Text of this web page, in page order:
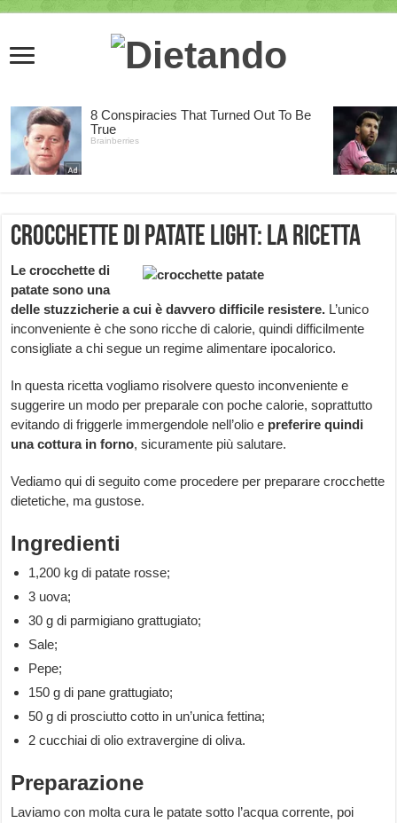
Crocchette di patate light: la ricetta
Le crocchette di
patate sono una
delle stuzzicherie a cui è davvero difficile resistere. L’unico
inconveniente è che sono ricche di calorie, quindi difficilmente
consigliate a chi segue un regime alimentare ipocalorico.
In questa ricetta vogliamo risolvere questo inconveniente e
suggerire un modo per preparale con poche calorie, soprattutto
evitando di friggerle immergendole nell’olio e preferire quindi
una cottura in forno, sicuramente più salutare.
Vediamo qui di seguito come procedere per preparare crocchette
dietetiche, ma gustose.
Ingredienti
1,200 kg di patate rosse;
3 uova;
30 g di parmigiano grattugiato;
Sale;
Pepe;
150 g di pane grattugiato;
50 g di prosciutto cotto in un’unica fettina;
2 cucchiai di olio extravergine di oliva.
Preparazione
Laviamo con molta cura le patate sotto l’acqua corrente, poi